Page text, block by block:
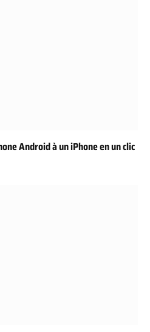
Android à un iPhone en un clic